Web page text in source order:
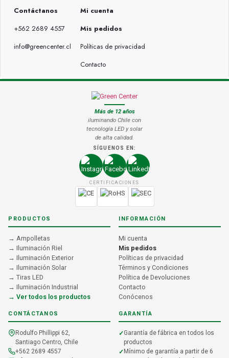
Contáctanos
+562 2689 4557
info@greencenter.cl
Mi cuenta
Mis pedidos
Políticas de privacidad
Contacto
Más de 12 años
iluminando Chile con
tecnología LED y solar
de alta calidad.
SÍGUENOS EN:
CERTIFICACIONES
PRODUCTOS
→ Ampolletas
→ Iluminación Riel
→ Iluminación Exterior
→ Iluminación Solar
→ Tiras LED
→ Iluminación Industrial
→ Ver todos los productos
INFORMACIÓN
Mi cuenta
Mis pedidos
Políticas de privacidad
Términos y Condiciones
Política de Devoluciones
Contacto
Conócenos
CONTÁCTANOS
Rodulfo Phillippi 62,
Santiago Centro, Chile
+562 2689 4557
GARANTÍA
Garantía de fábrica en todos los
productos
Mínimo de garantía a partir de 6